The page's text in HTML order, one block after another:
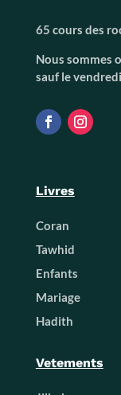
65 cours des
Nous sommes
sauf le
Livres
Coran
Tawhid
Enfants
Mariage
Hadith
Vetements